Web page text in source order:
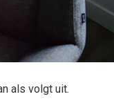
als volgt uit.